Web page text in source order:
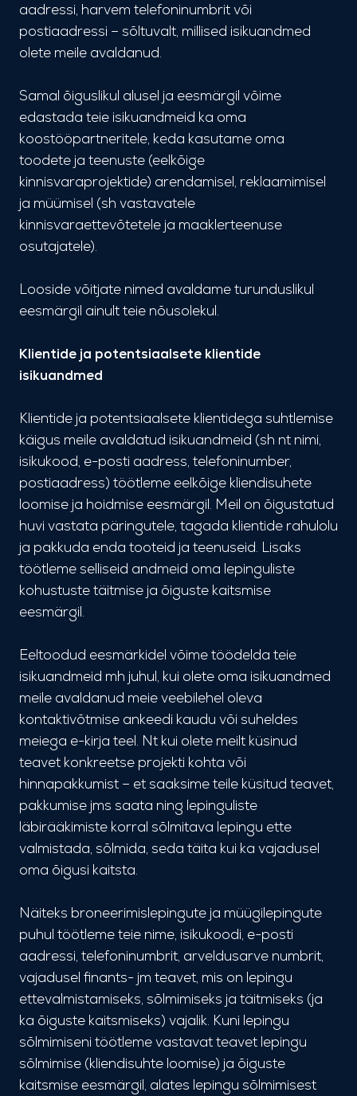
aadressi, harvem telefoninumbrit või
postiaadressi – sõltuvalt, millised isikuandmed
olete meile avaldanud.
Samal õiguslikul alusel ja eesmärgil võime
edastada teie isikuandmeid ka oma
koostööpartneritele, keda kasutame oma
toodete ja teenuste (eelkõige
kinnisvaraprojektide) arendamisel, reklaamimisel
ja müümisel (sh vastavatele
kinnisvaraettevõtetele ja maaklerteenuse
osutajatele).
Looside võitjate nimed avaldame turunduslikul
eesmärgil ainult teie nõusolekul.
Klientide ja potentsiaalsete klientide
isikuandmed
Klientide ja potentsiaalsete klientidega suhtlemise
käigus meile avaldatud isikuandmeid (sh nt nimi,
isikukood, e-posti aadress, telefoninumber,
postiaadress) töötleme eelkõige kliendisuhete
loomise ja hoidmise eesmärgil. Meil on õigustatud
huvi vastata päringutele, tagada klientide rahulolu
ja pakkuda enda tooteid ja teenuseid. Lisaks
töötleme selliseid andmeid oma lepinguliste
kohustuste täitmise ja õiguste kaitsmise
eesmärgil.
Eeltoodud eesmärkidel võime töödelda teie
isikuandmeid mh juhul, kui olete oma isikuandmed
meile avaldanud meie veebilehel oleva
kontaktivõtmise ankeedi kaudu või suheldes
meiega e-kirja teel. Nt kui olete meilt küsinud
teavet konkreetse projekti kohta või
hinnapakkumist – et saaksime teile küsitud teavet,
pakkumise jms saata ning lepinguliste
läbirääkimiste korral sõlmitava lepingu ette
valmistada, sõlmida, seda täita kui ka vajadusel
oma õigusi kaitsta.
Näiteks broneerimislepingute ja müügilepingute
puhul töötleme teie nime, isikukoodi, e-posti
aadressi, telefoninumbrit, arveldusarve numbrit,
vajadusel finants- jm teavet, mis on lepingu
ettevalmistamiseks, sõlmimiseks ja täitmiseks (ja
ka õiguste kaitsmiseks) vajalik. Kuni lepingu
sõlmimiseni töötleme vastavat teavet lepingu
sõlmimise (kliendisuhte loomise) ja õiguste
kaitsmise eesmärgil, alates lepingu sõlmimisest